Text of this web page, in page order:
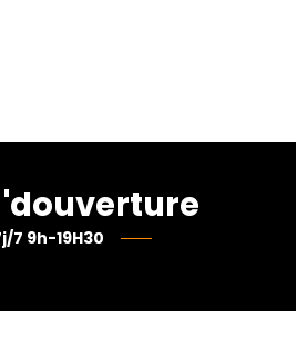
'douverture
7 9h-19H30